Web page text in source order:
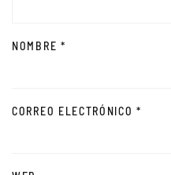
NOMBRE *
CORREO ELECTRÓNICO*